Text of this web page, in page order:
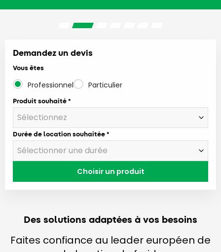
Demandez un devis
Vous êtes
Professionnel Particulier
Produit souhaité
Durée de location souhaitée
Choisir un produit
Des solutions adaptées à vos besoins
Faites confiance au leader européen de